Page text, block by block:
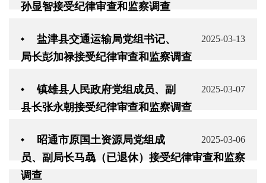
孙显智接受纪律审查和监察调查
2025-03-13
盐津县交通运输局党组书记、
局长彭加禄接受纪律审查和监察调查
2025-03-07
镇雄县人民政府党组成员、副
县长张永朝接受纪律审查和监察调查
2025-03-06
昭通市原国土资源局党组成
员、副局长马骉（已退休）接受纪律审查和监察
调查